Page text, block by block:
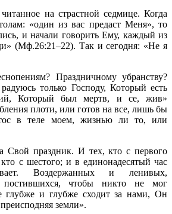
на страстной седмице. Когда
«один из вас предаст Меня», то
и начали говорить Ему, каждый из
(Мф.26:21–22). Так и сегодня: «Не я
Праздничному убранству?
только Господу, Который есть
Который был мертв, и се, жив»
плоти, или готов на все, лишь бы
в теле моем, жизнью ли то, или
Свой праздник. И тех, кто с первого
с шестого; и в единонадесятый час
Воздержанных и ленивых,
чтобы никто не мог
глубже и глубже сходит за нами, Он
земли».